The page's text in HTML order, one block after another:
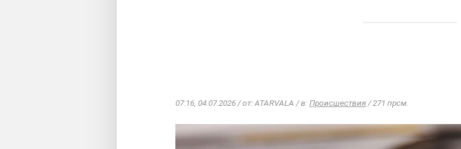
07:16, 04.07.2026 / от: ATARVALA / в:Происшествия/ 271 прсм.